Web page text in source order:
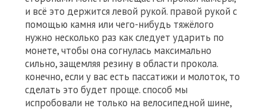
и всё это держится левой рукой. правой рукой с
помощью камня или чего-нибудь тяжёлого
нужно несколько раз как следует ударить по
монете, чтобы она согнулась максимально
сильно, защемляя резину в области прокола.
конечно, если у вас есть пассатижи и молоток, то
сделать это будет проще. способ мы
испробовали не только на велосипедной шине,